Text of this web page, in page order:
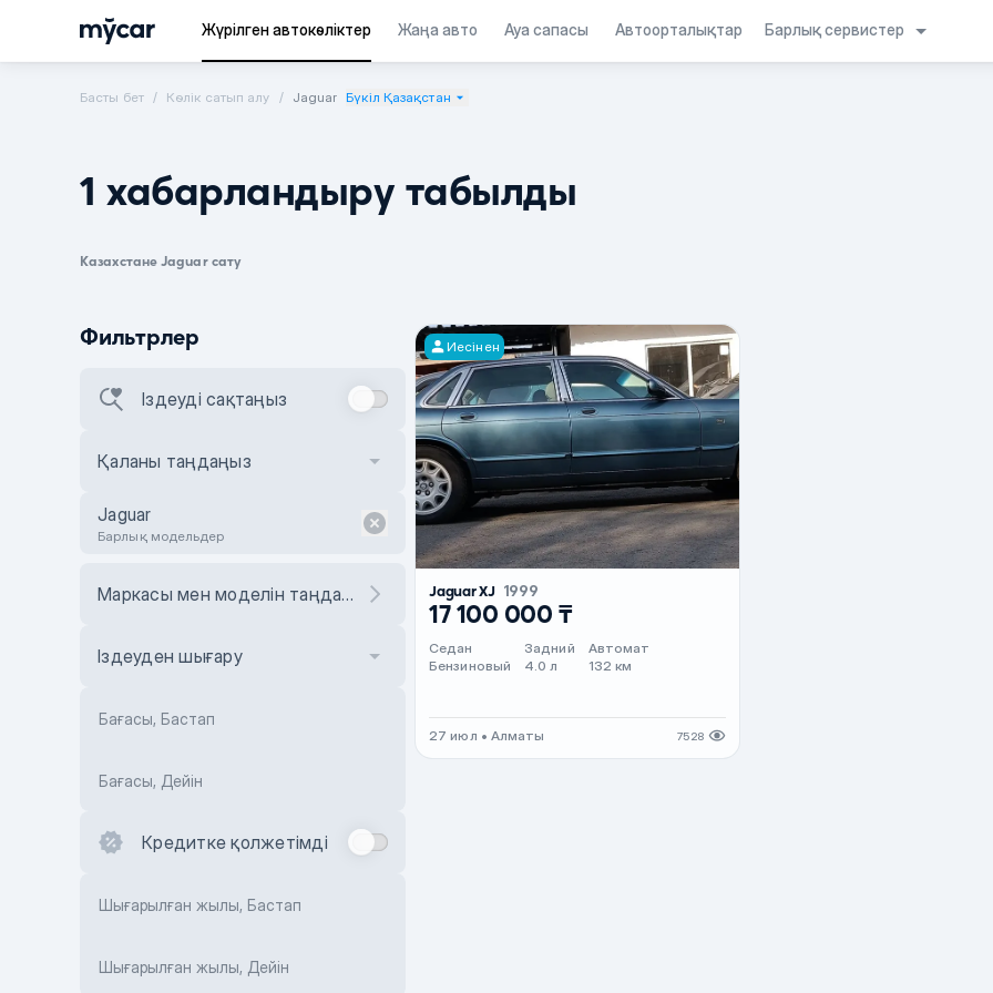
Жүрілген автокөліктер Жаңа авто Ауа сапасы Автоорталықтар Барлық сервистер
Басты бет Көлік сатып алу Jaguar Бүкіл Қазақстан
1 хабарландыру табылды
Казахстане Jaguar сату
Фильтрлер
Іздеуді сақтаңыз
Қаланы таңдаңыз
Jaguar
Барлық модельдер
Маркасы мен моделін таңдаңыз
Іздеуден шығару
Бағасы, Бастап
Бағасы, Дейін
Кредитке қолжетімді
Шығарылған жылы, Бастап
Шығарылған жылы, Дейін
Иесінен
Jaguar XJ 1999
17 100 000 ₸
Седан
Бензиновый
Задний
4.0 л
Автомат
132 км
27 июл • Алматы 7528